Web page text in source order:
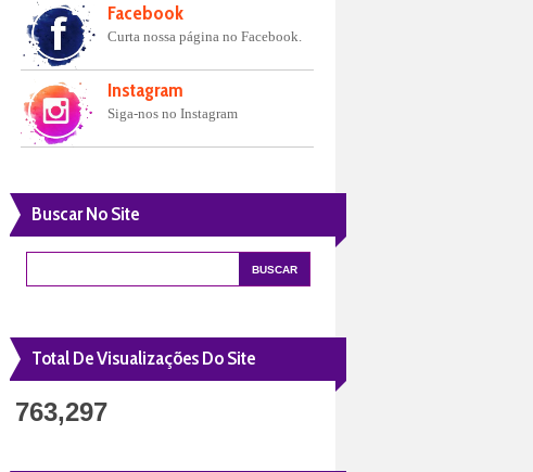
Facebook
Curta nossa página no Facebook.
Instagram
Siga-nos no Instagram
Buscar No Site
Total De Visualizações Do Site
763,297